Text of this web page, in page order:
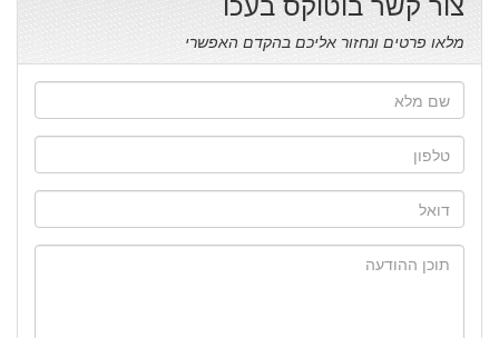
מלאו פרטים ונחזור אליכם בהקדם האפשרי